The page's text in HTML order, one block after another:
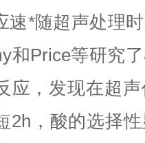
速*随超声处理
和Price等研究
应，发现在超
2h ，酸的选择